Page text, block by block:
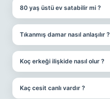
80 yaş üstü ev satabilir mi ?
Tıkanmış damar nasıl anlaşılır ?
Koç erkeği ilişkide nasıl olur ?
Kaç cesit canlı vardır ?